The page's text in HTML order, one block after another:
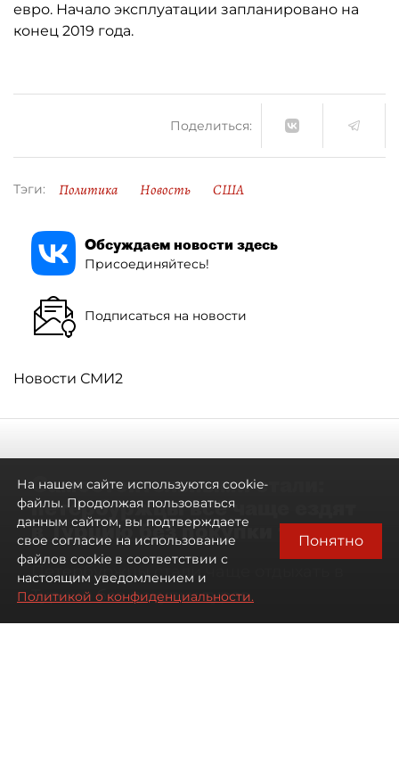
евро. Начало эксплуатации запланировано на
конец 2019 года.
Поделиться:
Тэги: Политика Новость США
Обсуждаем новости здесь
Присоединяйтесь!
Подписаться на новости
Новости СМИ2
Самостоятельными стали:
петербуржцы всё чаще ездят
в Турцию без покупки туров
Петербуржцы стали чаще отдыхать в
Турции без покупки туров
На нашем сайте используются cookie-
файлы. Продолжая пользоваться
данным сайтом, вы подтверждаете
свое согласие на использование
файлов cookie в соответствии с
настоящим уведомлением и
Политикой о конфиденциальности.
Понятно